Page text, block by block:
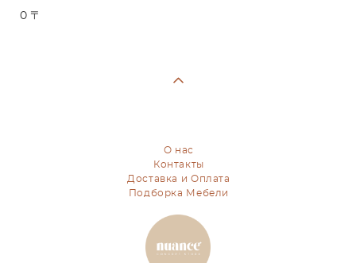
0 〒
О нас
Контакты
Доставка и Оплата
Подборка Мебели